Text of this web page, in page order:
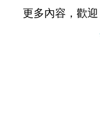
更多內容，歡迎